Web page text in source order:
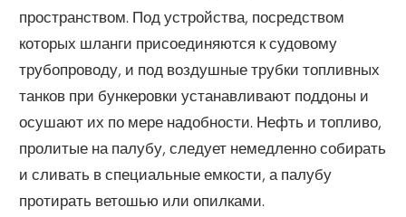
пространством. Под устройства, посредством
которых шланги присоединяются к судовому
трубопроводу, и под воздушные трубки топливных
танков при бункеровки устанавливают поддоны и
осушают их по мере надобности. Нефть и топливо,
пролитые на палубу, следует немедленно собирать
и сливать в специальные емкости, а палубу
протирать ветошью или опилками.